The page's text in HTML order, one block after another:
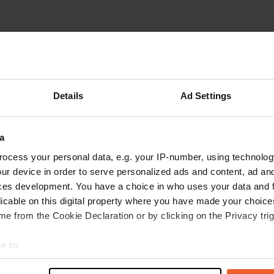
Details Ad Settings
your personal data, e.g. your IP-number, using
device in order to serve personalized ads and content, ad
development. You have a choice in who uses your data and
on this digital property where you have made your
from the Cookie Declaration or by clicking on the Privacy
to:
geographical location which can be accurate to within
avis
juil. 2026
Accueil chaleureux Emplacements spacieux et
ombragés Choisissez votre emplacement
Sanitaires vétustes Belles promenades
possibles Paiement en espèces uniquement (25